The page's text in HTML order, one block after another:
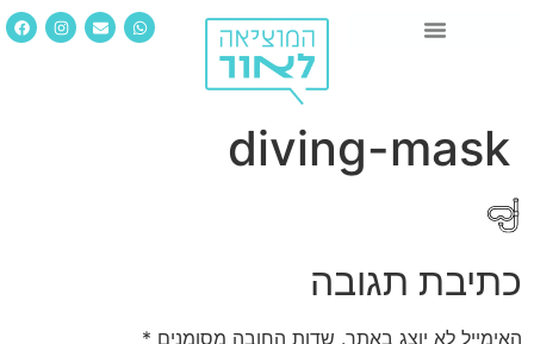
diving-mask
כתיבת תגובה
האימייל לא יוצג באתר. שדות החובה מסומנים *